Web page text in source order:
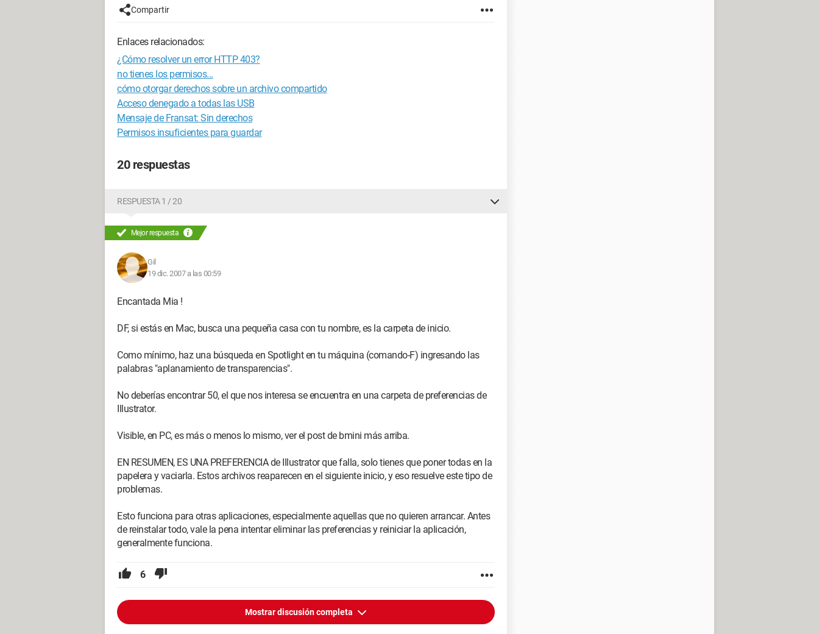
Compartir
Enlaces relacionados:
¿Cómo resolver un error HTTP 403?
no tienes los permisos...
cómo otorgar derechos sobre un archivo compartido
Acceso denegado a todas las USB
Mensaje de Fransat: Sin derechos
Permisos insuficientes para guardar
20 respuestas
RESPUESTA 1 / 20
Mejor respuesta
Gil
19 dic. 2007 a las 00:59
Encantada Mia !
DF, si estás en Mac, busca una pequeña casa con tu nombre, es la carpeta de inicio.
Como mínimo, haz una búsqueda en Spotlight en tu máquina (comando-F) ingresando las
palabras "aplanamiento de transparencias".
No deberías encontrar 50, el que nos interesa se encuentra en una carpeta de preferencias de
Illustrator.
Visible, en PC, es más o menos lo mismo, ver el post de bmini más arriba.
EN RESUMEN, ES UNA PREFERENCIA de Illustrator que falla, solo tienes que poner todas en la
papelera y vaciarla. Estos archivos reaparecen en el siguiente inicio, y eso resuelve este tipo de
problemas.
Esto funciona para otras aplicaciones, especialmente aquellas que no quieren arrancar. Antes
de reinstalar todo, vale la pena intentar eliminar las preferencias y reiniciar la aplicación,
generalmente funciona.
6
Mostrar discusión completa